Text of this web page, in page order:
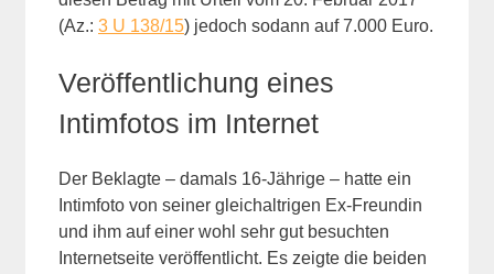
(Az.: 3 U 138/15) jedoch sodann auf 7.000 Euro.
Veröffentlichung eines
Intimfotos im Internet
Der Beklagte – damals 16-Jährige – hatte ein
Intimfoto von seiner gleichaltrigen Ex-Freundin
und ihm auf einer wohl sehr gut besuchten
Internetseite veröffentlicht. Es zeigte die beiden